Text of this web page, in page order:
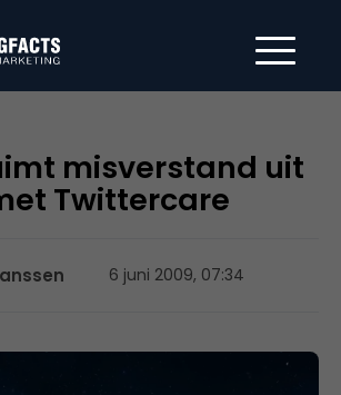
misverstand uit
Twittercare
6 juni 2009, 07:34